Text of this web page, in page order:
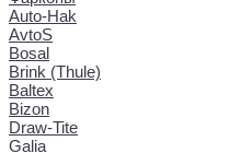
Auto-Hak
AvtoS
Bosal
Brink (Thule)
Baltex
Bizon
Draw-Tite
Galia